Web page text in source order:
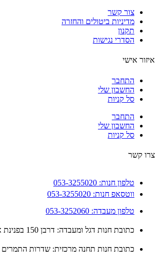
צור קשר
מדיניות ביטולים והחזרה
תקנון
הסדרי נגישות
אישי
התחבר
החשבון שלי
סל קניות
התחבר
החשבון שלי
סל קניות
קשר
טלפון חנות: 053-3255020
ווטסאפ חנות: 053-3255020
טלפון מעבדה: 053-3252060
כתובת חנות דגל ומעבדה: דרבן 150 בפנינת אילת מול מול-הים
כתובת חנות תחנה מרכזית: שדרות התמרים 12, אילת